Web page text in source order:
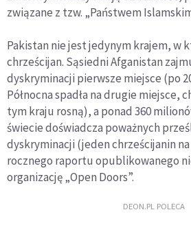
związane z tzw. „Państwem
Pakistan nie jest jedynym krajem, w
chrześcijan. Sąsiedni Afganistan
dyskryminacji pierwsze miejsce (po
Północna spadła na drugie miejsce,
tym kraju rosną), a ponad 360
świecie doświadcza poważnych
dyskryminacji (jeden chrześcijanin
rocznego raportu opublikowanego
organizację „Open Doors”.
DEON.PL POLECA